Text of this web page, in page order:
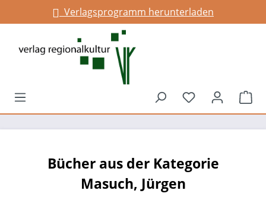
springenVerlagsprogramm herunterladen
Infos für Gemeinden
Du hast 0
Bücher aus der Kategorie
Masuch, Jürgen